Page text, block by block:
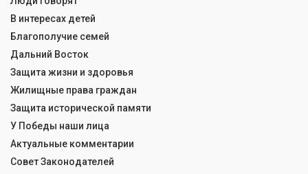
В интересах детей
Благополучие семей
Дальний Восток
Защита жизни и здоровья
Жилищные права граждан
Защита исторической памяти
У Победы наши лица
Актуальные комментарии
Совет Законодателей